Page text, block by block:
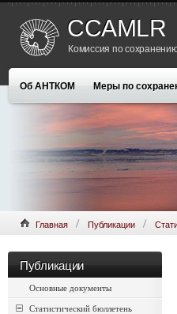
CCAMLR
Комиссия по
Об АНТКОМ Меры по
Главная Публикации
Публикации
Основные документы
Статистический бюллетень